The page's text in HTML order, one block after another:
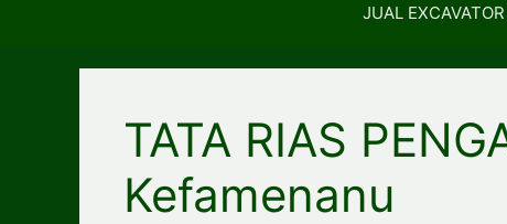
JUAL
TATA RIAS
Kefamenanu